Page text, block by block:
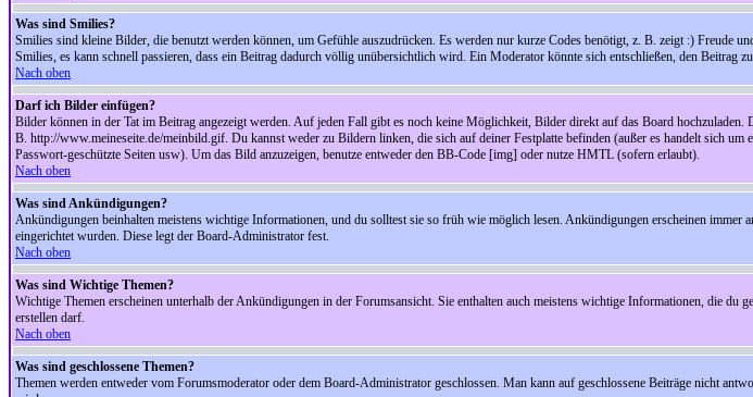
Was sind Smilies?
Smilies sind kleine Bilder, die benutzt werden können, um Gefühle auszudrücken. Es werden nur kurze Codes benötigt, z. B. zeigt :) Freude
Smilies, es kann schnell passieren, dass ein Beitrag dadurch völlig unübersichtlich wird. Ein Moderator könnte sich entschließen, den Beitrag
Nach oben
Darf ich Bilder einfügen?
Bilder können in der Tat im Beitrag angezeigt werden. Auf jeden Fall gibt es noch keine Möglichkeit, Bilder direkt auf das Board
B. http://www.meineseite.de/meinbild.gif. Du kannst weder zu Bildern linken, die sich auf deiner Festplatte befinden (außer es handelt sich
Passwort-geschützte Seiten usw). Um das Bild anzuzeigen, benutze entweder den BB-Code [img] oder nutze HMTL (sofern erlaubt).
Nach oben
Was sind Ankündigungen?
Ankündigungen beinhalten meistens wichtige Informationen, und du solltest sie so früh wie möglich lesen. Ankündigungen erscheinen
eingerichtet wurden. Diese legt der Board-Administrator fest.
Nach oben
Was sind Wichtige Themen?
Wichtige Themen erscheinen unterhalb der Ankündigungen in der Forumsansicht. Sie enthalten auch meistens wichtige Informationen, die
erstellen darf.
Nach oben
Was sind geschlossene Themen?
Themen werden entweder vom Forumsmoderator oder dem Board-Administrator geschlossen. Man kann auf geschlossene Beiträge nicht